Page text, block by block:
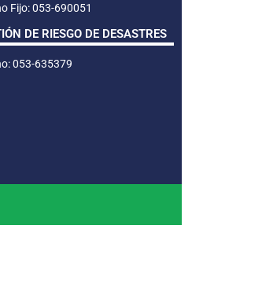
Fijo: 053-690051
DE RIESGO DE DESASTRES
053-635379